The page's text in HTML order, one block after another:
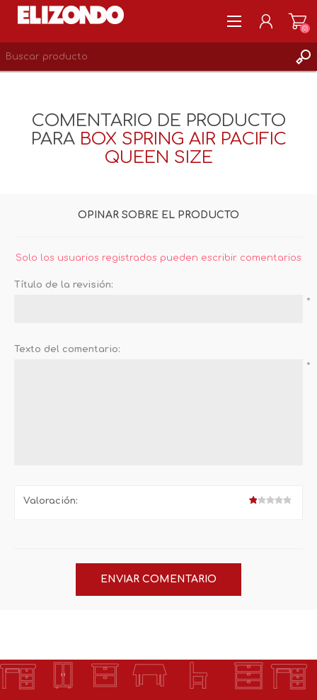
LISTA DE DESEOS
(0)
COMENTARIO DE PRODUCTO
PARA BOX SPRING AIR PACIFIC
QUEEN SIZE
OPINAR SOBRE EL PRODUCTO
Solo los usuarios registrados pueden escribir comentarios
Título de la revisión:
*
Texto del comentario:
*
Valoración: